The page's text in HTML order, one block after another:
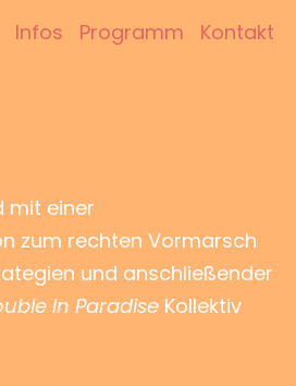
Infos Programm Kontakt
mit einer
zum rechten Vormarsch
und anschließender
In Paradise Kollektiv